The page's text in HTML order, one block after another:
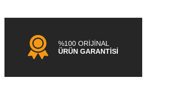
%100 ORİJİNAL
ÜRÜN GARANTİSİ